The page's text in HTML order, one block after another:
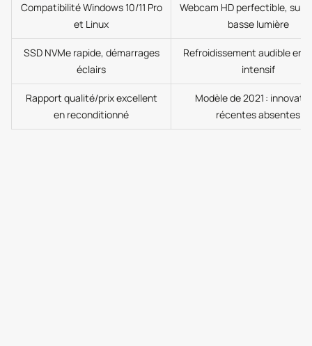
Compatibilité Windows 10/11 Pro
et Linux
Webcam HD perfectible,
basse lumière
SSD NVMe rapide, démarrages
éclairs
Refroidissement audible en
intensif
Rapport qualité/prix excellent
en reconditionné
Modèle de 2021 :
récentes absentes